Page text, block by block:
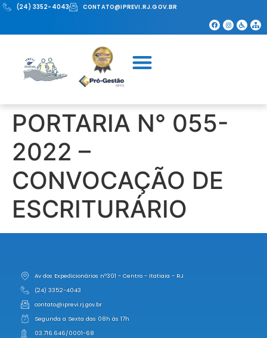
(24) 3352-4043 CONTATO@IPREVI.RJ.GOV.BR
PORTARIA N° 055-
2022 –
CONVOCAÇÃO DE
ESCRITURÁRIO
Av dos Expedicionários nº301 - Centro - Itatiaia - RJ
(24) 3352-4043
contato@iprevi.rj.gov.br
Segunda a Sexta das 08h às 17h
03.716.646/0001-68